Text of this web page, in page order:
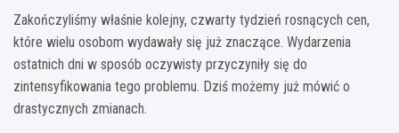
Zakończyliśmy właśnie kolejny, czwarty tydzień rosnących cen,
które wielu osobom wydawały się już znaczące. Wydarzenia
ostatnich dni w sposób oczywisty przyczyniły się do
zintensyfikowania tego problemu. Dziś możemy już mówić o
drastycznych zmianach.